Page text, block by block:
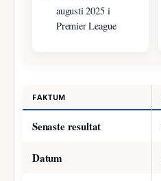
augusti 2025 i
Premier League
FAKTUM
Senaste resultat
Datum